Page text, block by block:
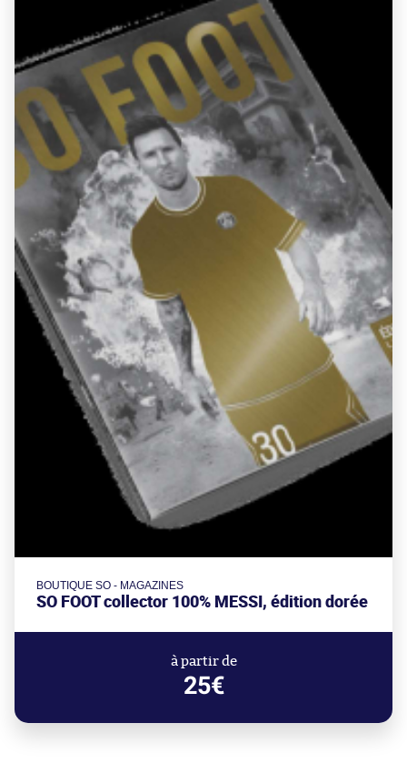
BOUTIQUE SO - MAGAZINES
SO FOOT collector 100% MESSI, édition dorée
à partir de
25€